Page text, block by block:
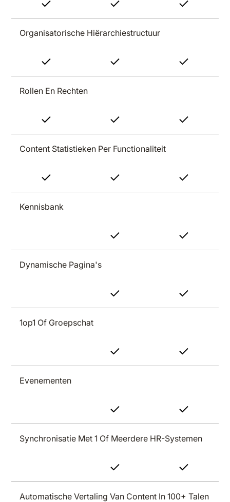
Organisatorische Hiërarchiestructuur
Rollen En Rechten
Content Statistieken Per Functionaliteit
Kennisbank
Dynamische Pagina's
1op1 Of Groepschat
Evenementen
Synchronisatie Met 1 Of Meerdere HR-Systemen
Automatische Vertaling Van Content In 100+ Talen